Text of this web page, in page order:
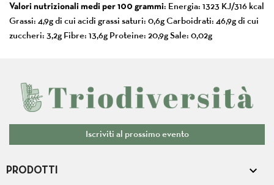
Valori nutrizionali medi per 100 grammi: Energia: 1323 KJ/316 kcal
Grassi: 4,9g di cui acidi grassi saturi: 0,6g Carboidrati: 46,9g di cui
zuccheri: 3,2g Fibre: 13,6g Proteine: 20,9g Sale: 0,02g
Iscriviti al prossimo evento
PRODOTTI 